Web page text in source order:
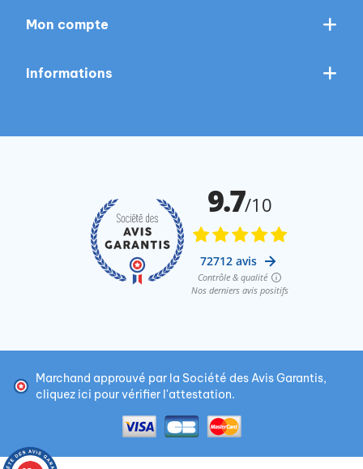
Mon compte
Informations
Marchand approuvé par la Société des Avis Garantis,
cliquez ici pour vérifier l'attestation.